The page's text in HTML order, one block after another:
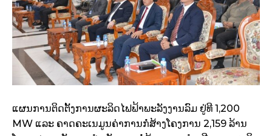
ແຜນການຕິດຕັ້ງການຜະລິດໄຟຟ້າພະລັງງານລົມ ຢູ່ທີ 1,200
MW ແລະ ຄາດຄະເນມູນຄ່າການກໍ່ສ້າງໂຄງການ 2,159 ລ້ານ